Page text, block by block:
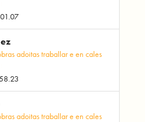
adoitas traballar e en cales
adoitas traballar e en cales